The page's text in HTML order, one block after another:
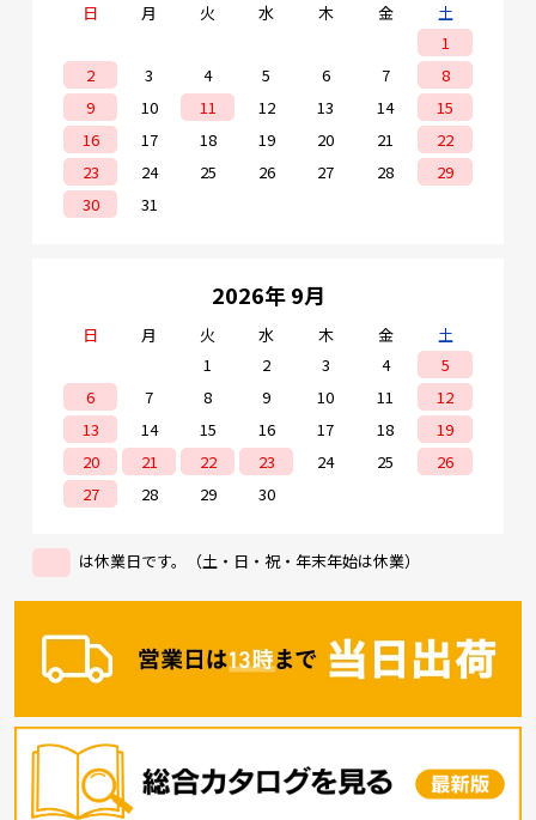
日 月 火 水 木 金
土
1
2
3 4 5 6 7
8
9
10 11 12 13 14
15
16
17 18 19 20 21
22
23
24 25 26 27 28
29
30
31
2026年 9月
日 月 火 水 木 金
土
1
2 3 4
5
6
7 8 9 10 11
12
13
14 15 16 17 18
19
20
21 22 23 24 25
26
27
28 29 30
は休業日です。（土・日・祝・年末年始は休業）